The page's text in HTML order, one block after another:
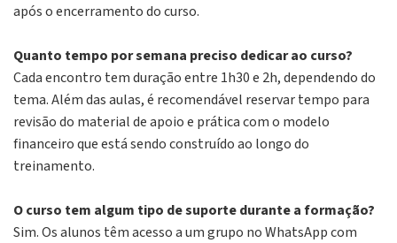
após o encerramento do curso.
Quanto tempo por semana preciso dedicar ao curso?
Cada encontro tem duração entre 1h30 e 2h, dependendo do
tema. Além das aulas, é recomendável reservar tempo para
revisão do material de apoio e prática com o modelo
financeiro que está sendo construído ao longo do
treinamento.
O curso tem algum tipo de suporte durante a formação?
Sim. Os alunos têm acesso a um grupo no WhatsApp com